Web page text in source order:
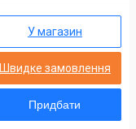
У магазин
Швидке замовлення
Придбати